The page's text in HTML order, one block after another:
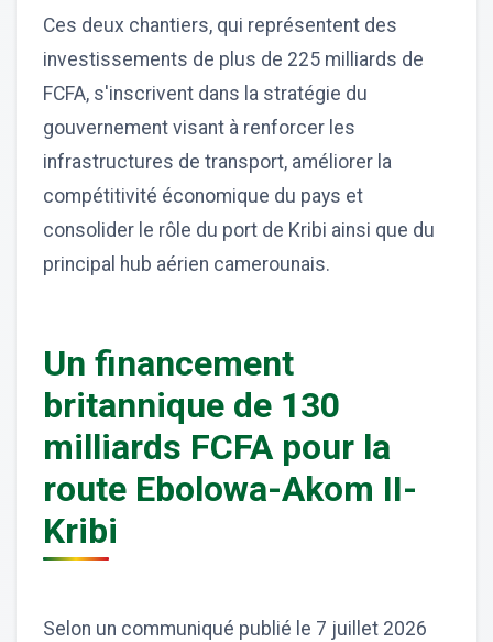
Ces deux chantiers, qui représentent des
investissements de plus de 225 milliards de
FCFA, s'inscrivent dans la stratégie du
gouvernement visant à renforcer les
infrastructures de transport, améliorer la
compétitivité économique du pays et
consolider le rôle du port de Kribi ainsi que du
principal hub aérien camerounais.
Un financement
britannique de 130
milliards FCFA pour la
route Ebolowa-Akom II-
Kribi
Selon un communiqué publié le 7 juillet 2026